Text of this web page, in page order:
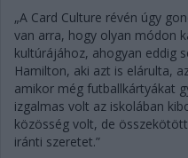
„A Card Culture révén úgy
van arra, hogy olyan módon
kultúrájához, ahogyan eddig
Hamilton, aki azt is elárulta,
amikor még futballkártyákat
izgalmas volt az iskolában
közösség volt, de
iránti szeretet.”